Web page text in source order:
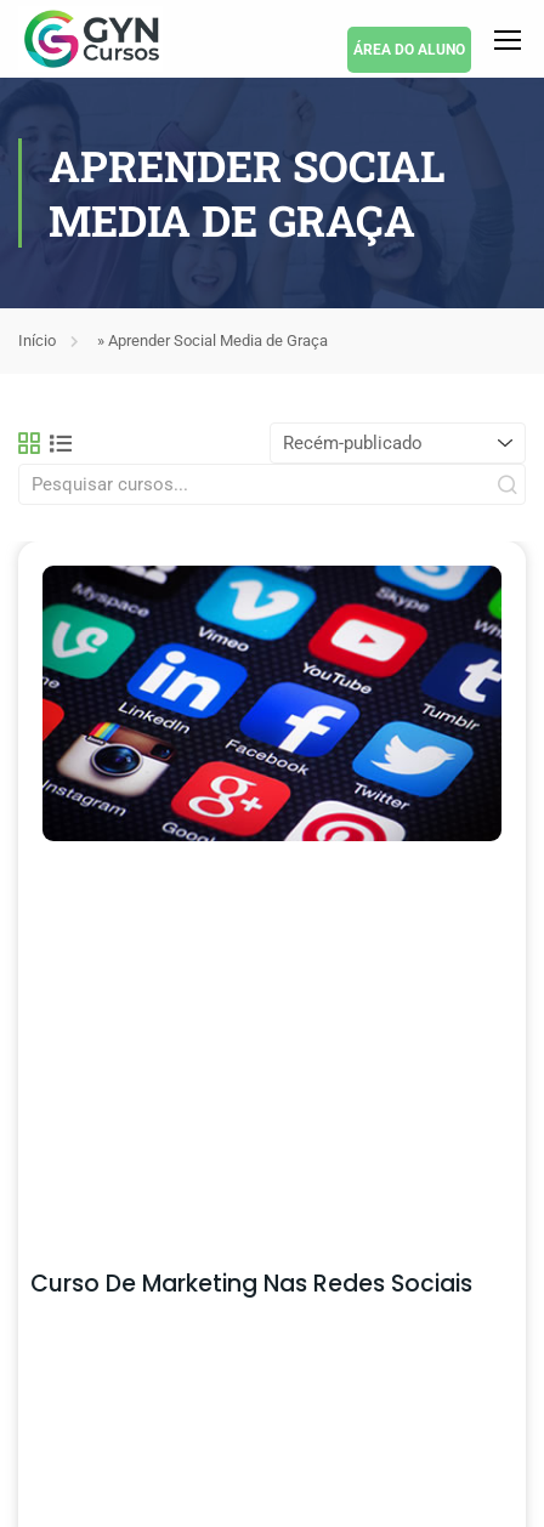
ÁREA DO ALUNO
APRENDER SOCIAL
MEDIA DE GRAÇA
Início » Aprender Social Media de Graça
Curso De Marketing Nas Redes Sociais